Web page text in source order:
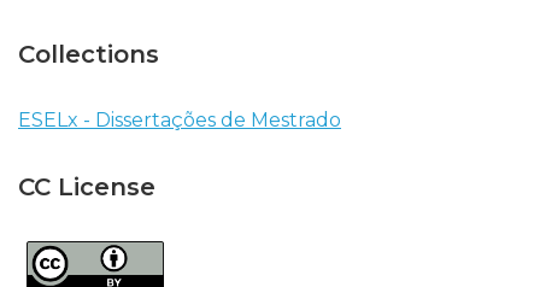
Collections
ESELx - Dissertações de Mestrado
CC License